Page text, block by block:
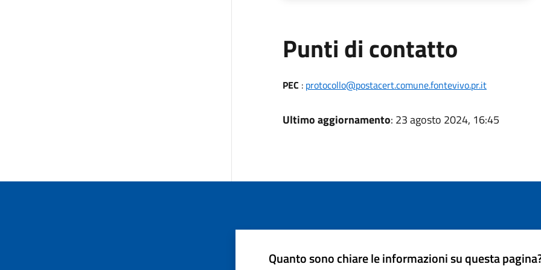
Punti di contatto
PEC : protocollo@postacert.comune.fontevivo.pr.it
Ultimo aggiornamento: 23 agosto 2024, 16:45
Quanto sono chiare le informazioni su questa